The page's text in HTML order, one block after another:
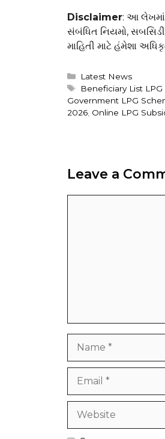
Disclaimer: આ લેખમાં
સંબંધિત નિયમો,
માહિતી માટે હંમેશા
Categories
Latest News
Tags
Beneficiary List LPG
Government LPG
2026 Online LPG
Leave a